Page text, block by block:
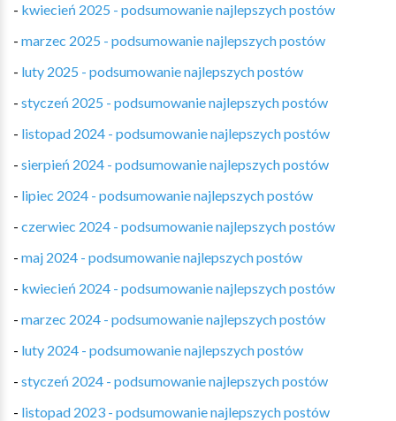
- kwiecień 2025 - podsumowanie najlepszych postów
- marzec 2025 - podsumowanie najlepszych postów
- luty 2025 - podsumowanie najlepszych postów
- styczeń 2025 - podsumowanie najlepszych postów
- listopad 2024 - podsumowanie najlepszych postów
- sierpień 2024 - podsumowanie najlepszych postów
- lipiec 2024 - podsumowanie najlepszych postów
- czerwiec 2024 - podsumowanie najlepszych postów
- maj 2024 - podsumowanie najlepszych postów
- kwiecień 2024 - podsumowanie najlepszych postów
- marzec 2024 - podsumowanie najlepszych postów
- luty 2024 - podsumowanie najlepszych postów
- styczeń 2024 - podsumowanie najlepszych postów
- listopad 2023 - podsumowanie najlepszych postów